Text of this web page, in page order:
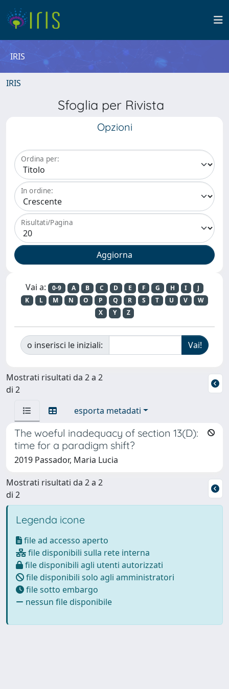
IRIS
IRIS
Sfoglia per Rivista
Opzioni
Ordina per:
In ordine:
Risultati/Pagina
Vai a: 0-9 A B C D E F G H I
J
K
L M N O P Q R S T U V
W
X
Y Z
o inserisci le iniziali:
Mostrati risultati da 2 a 2
di 2
esporta metadati
The woeful inadequacy of section 13(D):
time for a paradigm shift?
2019 Passador, Maria Lucia
Mostrati risultati da 2 a 2
di 2
Legenda icone
file ad accesso aperto
file disponibili sulla rete interna
file disponibili agli utenti autorizzati
file disponibili solo agli amministratori
file sotto embargo
nessun file disponibile